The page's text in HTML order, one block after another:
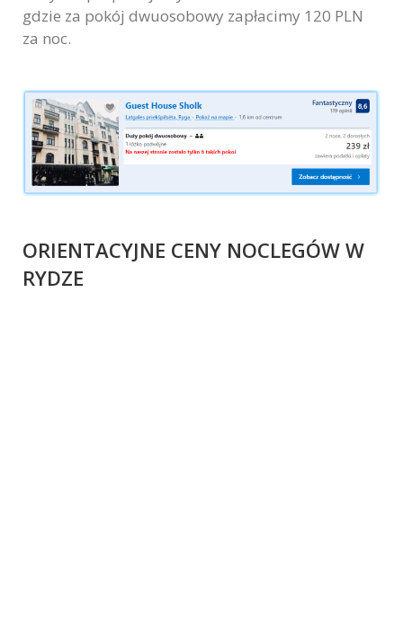
gdzie za pokój dwuosobowy zapłacimy 120 PLN
za noc.
ORIENTACYJNE CENY NOCLEGÓW W
RYDZE